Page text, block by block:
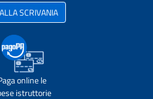
SCRIVANIA
online le
istruttorie